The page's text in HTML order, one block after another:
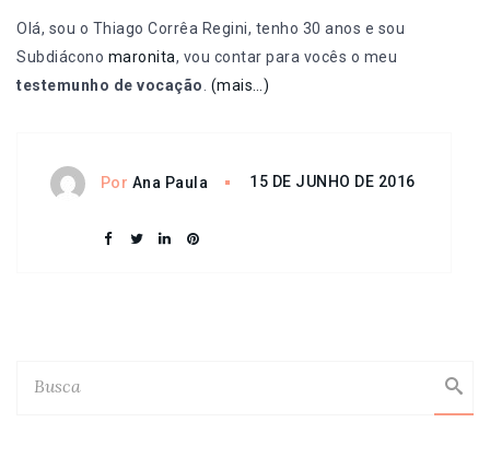
Olá, sou o Thiago Corrêa Regini, tenho 30 anos e sou
Subdiácono maronita, vou contar para vocês o meu
testemunho de vocação. (mais…)
Por Ana Paula 15 DE JUNHO DE 2016